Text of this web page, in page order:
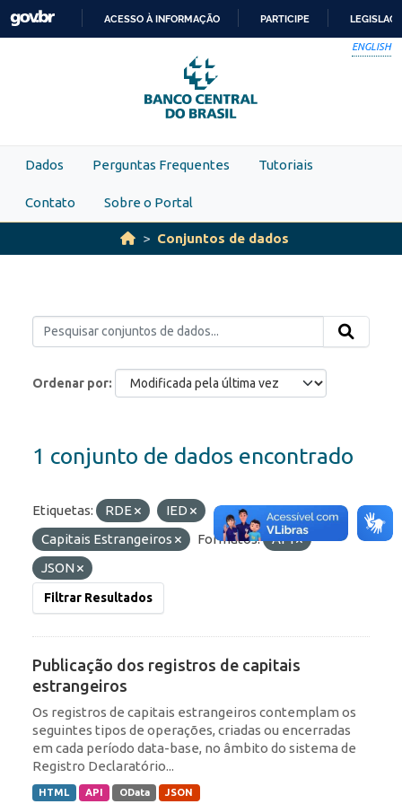
Skip to main content
PARA
O
CONTEÚDO
ACESSO À INFORMAÇÃO PARTICIPE
ENGLISH
Dados Perguntas Frequentes Tutoriais
Contato Sobre o Portal
Conjuntos de dados
Ordenar por
1 conjunto de dados encontrado
Etiquetas: RDE
IED
Capitais Estrangeiros
Formatos:
API
JSON
Filtrar Resultados
Publicação dos registros de capitais
estrangeiros
Os registros de capitais estrangeiros contemplam os
seguintes tipos de operações, criadas ou encerradas
em cada período data-base, no âmbito do sistema de
Registro Declaratório...
HTML API OData JSON